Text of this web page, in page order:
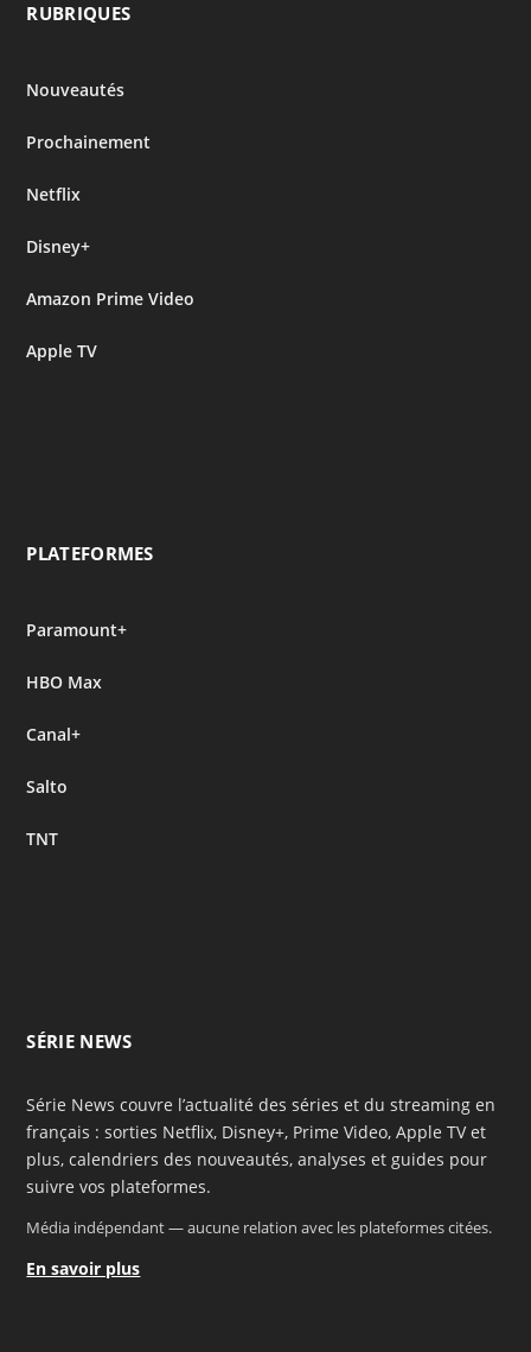
RUBRIQUES
Nouveautés
Prochainement
Netflix
Disney+
Amazon Prime Video
Apple TV
PLATEFORMES
Paramount+
HBO Max
Canal+
Salto
TNT
SÉRIE NEWS
Série News couvre l’actualité des séries et du streaming en
français : sorties Netflix, Disney+, Prime Video, Apple TV et
plus, calendriers des nouveautés, analyses et guides pour
suivre vos plateformes.
Média indépendant — aucune relation avec les plateformes citées.
En savoir plus